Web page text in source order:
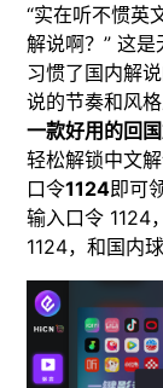
“实在听不惯英
解说啊？” 这
习惯了国内解
说的节奏和风
一款好用的回
轻松解锁中文
口令1124即可
输入口令 1124
1124，和国内